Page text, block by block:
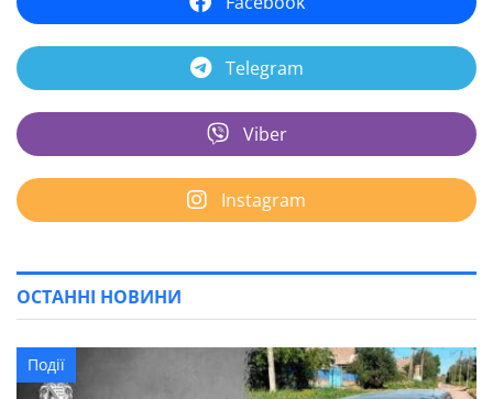
Telegram
Viber
Instagram
ОСТАННІ НОВИНИ
Події